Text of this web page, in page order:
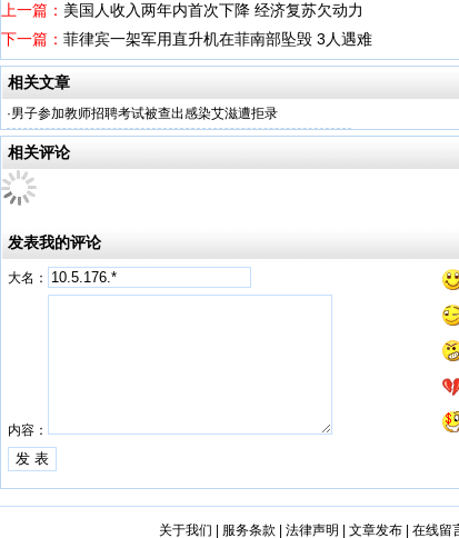
上一篇： 美国人收入两年内首次下降 经济复苏欠动力
下一篇： 菲律宾一架军用直升机在菲南部坠毁 3人遇难
相关文章
·男子参加教师招聘考试被查出感染艾滋遭拒录
相关评论
发表我的评论
大名：
内容：
关于我们 服务条款 法律声明 文章发布| 在线留